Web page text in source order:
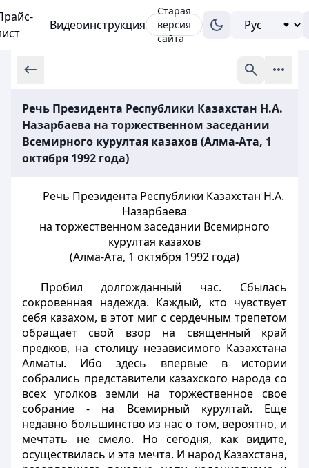
Видеоинструкция
Старая
версия
сайта
Речь Президента Республики Казахстан Н.А.
Назарбаева на торжественном заседании
Всемирного курултая казахов (Алма-Ата, 1
октября 1992 года)
Речь Президента Республики Казахстан Н.А.
Назарбаева
на торжественном заседании Всемирного
курултая казахов
(Алма-Ата, 1 октября 1992 года)
Пробил долгожданный час. Сбылась
сокровенная надежда. Каждый, кто чувствует
себя казахом, в этот миг с сердечным трепетом
обращает свой взор на священный край
предков, на столицу независимого Казахстана
Алматы. Ибо здесь впервые в истории
собрались представители казахского народа со
всех уголков земли на торжественное свое
собрание - на Всемирный курултай. Еще
недавно большинство из нас о том, вероятно, и
мечтать не смело. Но сегодня, как видите,
осуществилась и эта мечта. И народ Казахстана,